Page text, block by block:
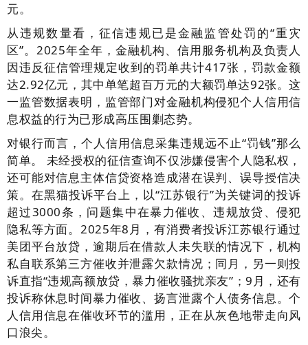
元。
从违规数量看，征信违规已是金融监管处罚的“重灾
区”。2025年全年，金融机构、信用服务机构及负责人
因违反征信管理规定收到的罚单共计417张，罚款金额
达2.92亿元，其中单笔超百万元的大额罚单达92张。这
一监管数据表明，监管部门对金融机构侵犯个人信用信
息权益的行为已形成高压围剿态势。
对银行而言，个人信用信息采集违规远不止“罚钱”那么
简单。 未经授权的征信查询不仅涉嫌侵害个人隐私权，
还可能对信息主体信贷资格造成潜在误判、误导授信决
策。在黑猫投诉平台上，以“江苏银行”为关键词的投诉
超过3000条，问题集中在暴力催收、违规放贷、侵犯
隐私等方面。2025年8月，有消费者投诉江苏银行通过
美团平台放贷，逾期后在借款人未失联的情况下，机构
私自联系第三方催收并泄露欠款情况；同月，另一则投
诉直指“违规高额放贷，暴力催收骚扰亲友”；9月，还有
投诉称休息时间暴力催收、扬言泄露个人债务信息。个
人信用信息在催收环节的滥用，正在从灰色地带走向风
口浪尖。